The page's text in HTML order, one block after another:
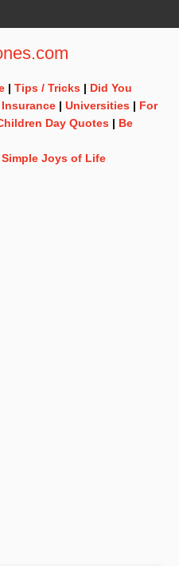
| Tips / Tricks | Did You
Insurance | Universities | For
Day Quotes | Be
Simple Joys of Life